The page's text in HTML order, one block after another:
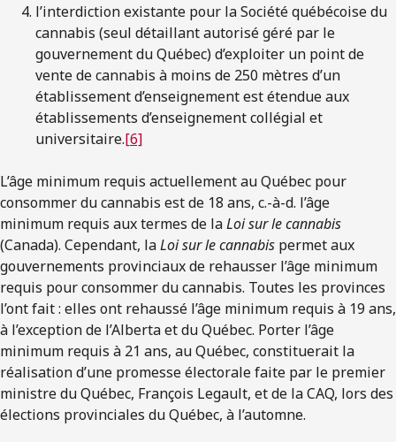
l’interdiction existante pour la Société québécoise du
cannabis (seul détaillant autorisé géré par le
gouvernement du Québec) d’exploiter un point de
vente de cannabis à moins de 250 mètres d’un
établissement d’enseignement est étendue aux
établissements d’enseignement collégial et
universitaire.[6]
L’âge minimum requis actuellement au Québec pour
consommer du cannabis est de 18 ans, c.-à-d. l’âge
minimum requis aux termes de laLoi sur le cannabis
(Canada). Cependant, laLoi sur le cannabis permet aux
gouvernements provinciaux de rehausser l’âge minimum
requis pour consommer du cannabis. Toutes les provinces
l’ont fait : elles ont rehaussé l’âge minimum requis à 19 ans,
à l’exception de l’Alberta et du Québec. Porter l’âge
minimum requis à 21 ans, au Québec, constituerait la
réalisation d’une promesse électorale faite par le premier
ministre du Québec, François Legault, et de la CAQ, lors des
élections provinciales du Québec, à l’automne.